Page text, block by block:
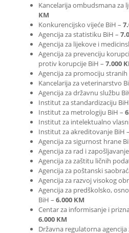
Kancelarija ombudsmana za
KM
Konkurencijsko vijeće BiH –
Agencija za statistiku BiH –
Agencija za lijekove i
Agencija za prevenciju
protiv korupcije BiH – 7.000
Agencija za promociju stranih
Kancelarija za veterinarstvo
Agencija za državnu službu
Institut za standardizaciju
Institut za metrologiju BiH –
Institut za intelektualno
Institut za akreditovanje BiH –
Agencija za sigurnost hrane
Agencija za rad i
Agencija za zaštitu ličnih
Agencija za poštanski
Agencija za razvoj visokog
Agencija za predškolsko,
BiH – 6.000 KM
Centar za informisanje i
6.000 KM
Državna regulatorna